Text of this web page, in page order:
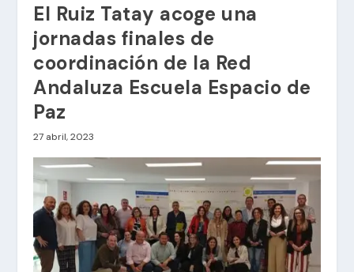
El Ruiz Tatay acoge una
jornadas finales de
coordinación de la Red
Andaluza Escuela Espacio de
Paz
27 abril, 2023